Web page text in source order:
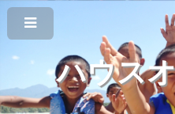
ハウス